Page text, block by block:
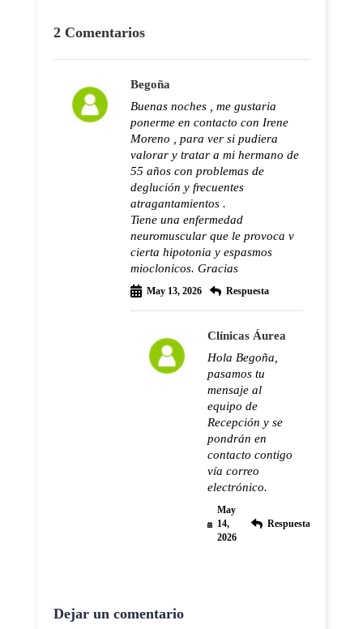
2 Comentarios
Begoña
Buenas noches , me gustaria
ponerme en contacto con Irene
Moreno , para ver si pudiera
valorar y tratar a mi hermano de
55 años con problemas de
deglución y frecuentes
atragantamientos .
Tiene una enfermedad
neuromuscular que le provoca v
cierta hipotonia y espasmos
mioclonicos. Gracias
May 13, 2026 Respuesta
Clínicas Áurea
Hola Begoña,
pasamos tu
mensaje al
equipo de
Recepción y se
pondrán en
contacto contigo
vía correo
electrónico.
May
14,
2026
Respuesta
Dejar un comentario